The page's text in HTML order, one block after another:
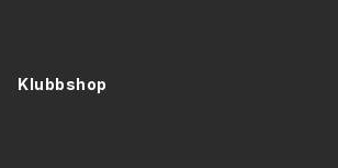
Klubbshop